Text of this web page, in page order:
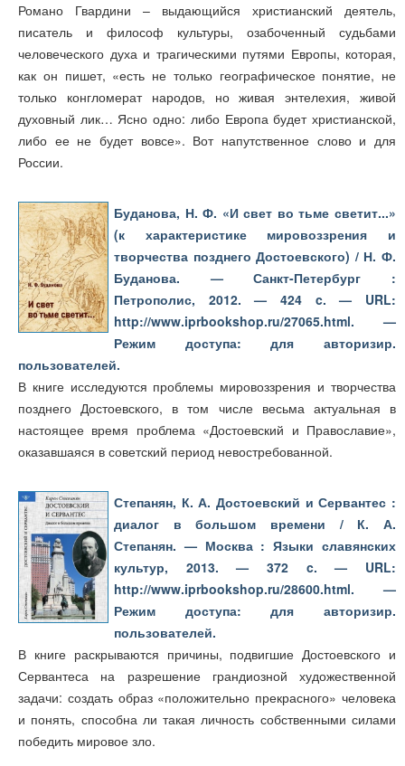
Романо Гвардини – выдающийся христианский деятель,
писатель и философ культуры, озабоченный судьбами
человеческого духа и трагическими путями Европы, которая,
как он пишет, «есть не только географическое понятие, не
только конгломерат народов, но живая энтелехия, живой
духовный лик… Ясно одно: либо Европа будет христианской,
либо ее не будет вовсе». Вот напутственное слово и для
России.
Буданова, Н. Ф. «И свет во тьме светит...»
(к характеристике мировоззрения и
творчества позднего Достоевского) / Н. Ф.
Буданова. — Санкт-Петербург :
Петрополис, 2012. — 424 c. — URL:
http://www.iprbookshop.ru/27065.html. —
Режим доступа: для авторизир.
пользователей.
В книге исследуются проблемы мировоззрения и творчества
позднего Достоевского, в том числе весьма актуальная в
настоящее время проблема «Достоевский и Православие»,
оказавшаяся в советский период невостребованной.
Степанян, К. А. Достоевский и Сервантес :
диалог в большом времени / К. А.
Степанян. — Москва : Языки славянских
культур, 2013. — 372 c. — URL:
http://www.iprbookshop.ru/28600.html. —
Режим доступа: для авторизир.
пользователей.
В книге раскрываются причины, подвигшие Достоевского и
Сервантеса на разрешение грандиозной художественной
задачи: создать образ «положительно прекрасного» человека
и понять, способна ли такая личность собственными силами
победить мировое зло.